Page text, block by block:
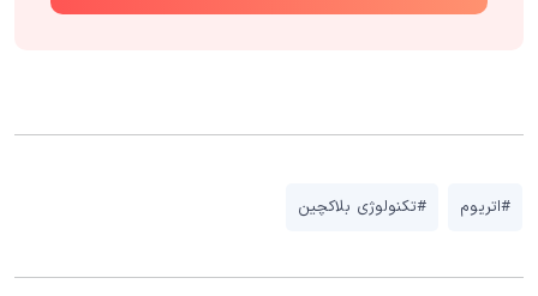
#اتریوم #تکنولوژی بلاکچین